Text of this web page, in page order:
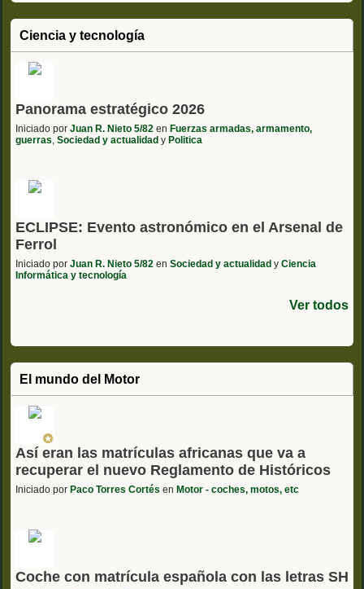
Ciencia y tecnología
Panorama estratégico 2026
Iniciado por Juan R. Nieto 5/82 en Fuerzas armadas, armamento,
guerras Sociedad y actualidad y Politica
ECLIPSE: Evento astronómico en el Arsenal de
Ferrol
Iniciado por Juan R. Nieto 5/82 en Sociedad y actualidad y Ciencia
Informática y tecnología
Ver todos
El mundo del Motor
Así eran las matrículas africanas que va a
recuperar el nuevo Reglamento de Históricos
Iniciado por Paco Torres Cortés en Motor - coches, motos, etc
Coche con matrícula española con las letras SH